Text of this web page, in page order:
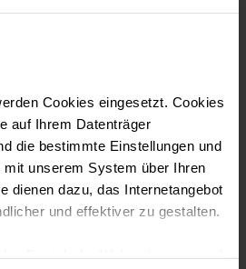
Cookies eingesetzt. Cookies
auf Ihrem Datenträger
die bestimmte Einstellungen und
unserem System über Ihren
dienen dazu, das Internetangebot
und effektiver zu gestalten.
und Praxen)